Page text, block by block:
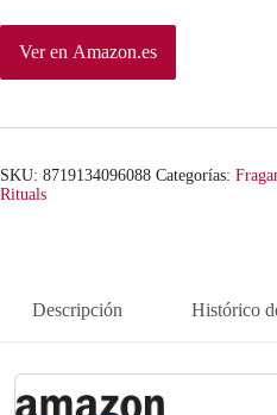
Ver en Amazon.es
SKU: 8719134096088 Categorías:
Rituals
Descripción Histórico